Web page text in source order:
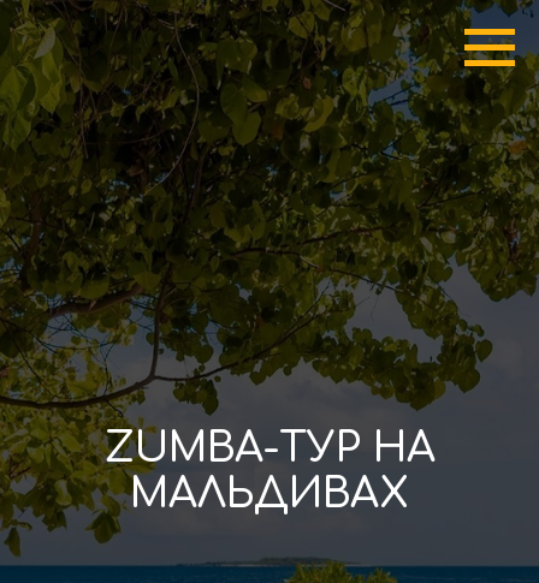
ZUMBA-ТУР НА
МАЛЬДИВАХ